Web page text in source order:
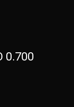
0.700